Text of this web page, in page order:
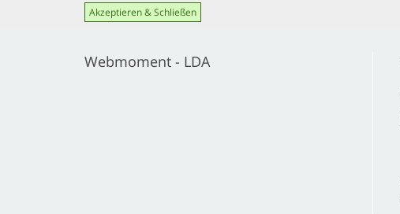
Akzeptieren & Schließen
Webmoment - LDA